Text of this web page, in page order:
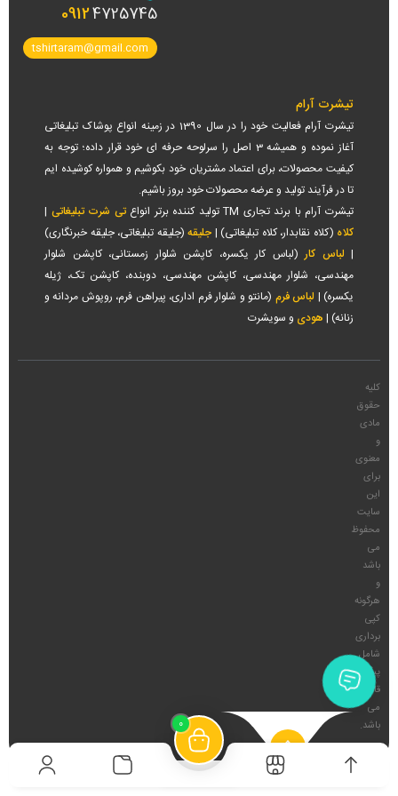
0
09124725745
tshirtaram@gmail.com
تیشرت آرام
تیشرت آرام فعالیت خود را در سال 1390 در زمینه انواع پوشاک تبلیغاتی
آغاز نموده و همیشه 3 اصل را سرلوحه حرفه ای خود قرار داده؛ توجه به
کیفیت محصولات، برای اعتماد مشتریان خود بکوشیم و همواره کوشیده ایم
تا در فرآیند تولید و عرضه محصولات خود بروز باشیم.
تیشرت آرام با برند تجاری TM تولید کننده برتر انواع
تی شرت تبلیغاتی |
کلاه (کلاه نقابدار، کلاه تبلیغاتی) | جلیقه (جلیقه تبلیغاتی، جلیقه خبرنگاری)
| لباس کار (لباس کار یکسره، کاپشن شلوار زمستانی، کاپشن شلوار
مهندسی، شلوار مهندسی، کاپشن مهندسی، دوبنده، کاپشن تک، ژیله
یکسره) | لباس فرم (مانتو و شلوار فرم اداری، پیراهن فرم، روپوش مردانه و
زنانه) | هودی و سویشرت
کلیه
حقوق
مادی
و
معنوی
برای
این
سایت
محفوظ
می
باشد
و
هرگونه
کپی
برداری
شامل
پیگرد
قانونی
می
باشد.